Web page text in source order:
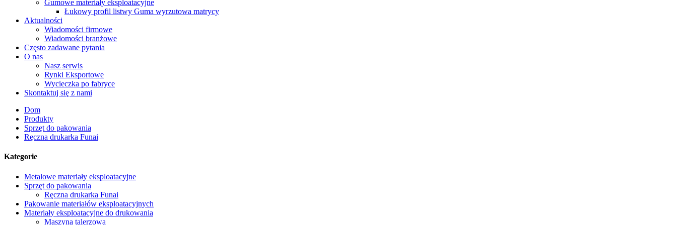
Gumowe materiały eksploatacyjne
Łukowy profil listwy Guma wyrzutowa matrycy
Aktualności
Wiadomości firmowe
Wiadomości branżowe
Często zadawane pytania
O nas
Nasz serwis
Rynki Eksportowe
Wycieczka po fabryce
Skontaktuj się z nami
Dom
Produkty
Sprzęt do pakowania
Ręczna drukarka Funai
Kategorie
Metalowe materiały eksploatacyjne
Sprzęt do pakowania
Ręczna drukarka Funai
Pakowanie materiałów eksploatacyjnych
Materiały eksploatacyjne do drukowania
Maszyna talerzowa